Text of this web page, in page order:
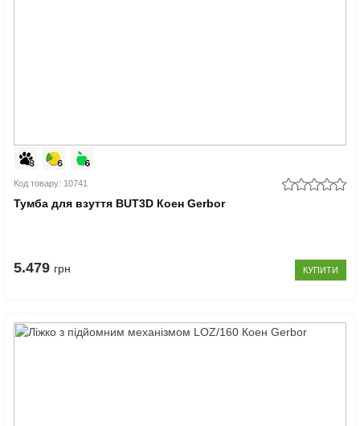
Код товару: 10741
Тумба для взуття BUT3D Коен Gerbor
5.479 грн КУПИТИ